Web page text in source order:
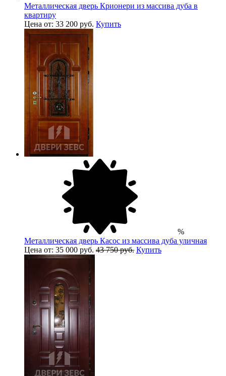
Металлическая дверь Крионери из массива дуба в
квартиру
Цена от: 33 200 руб. Купить
%
Металлическая дверь Касос из массива дуба уличная
Цена от: 35 000 руб. 43 750 руб. Купить